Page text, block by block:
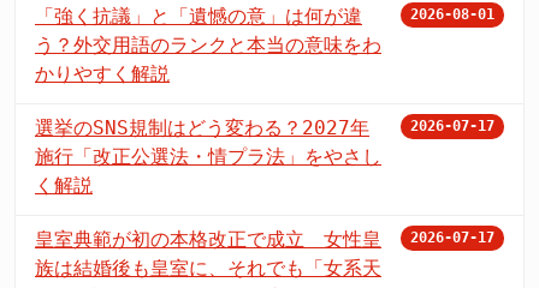
「強く抗議」と「遺憾の意」は何が違
う？外交用語のランクと本当の意味をわ
かりやすく解説
2026-08-01
選挙のSNS規制はどう変わる？2027年
施行「改正公選法・情プラ法」をやさし
く解説
2026-07-17
皇室典範が初の本格改正で成立 女性皇
族は結婚後も皇室に、それでも「女系天
2026-07-17